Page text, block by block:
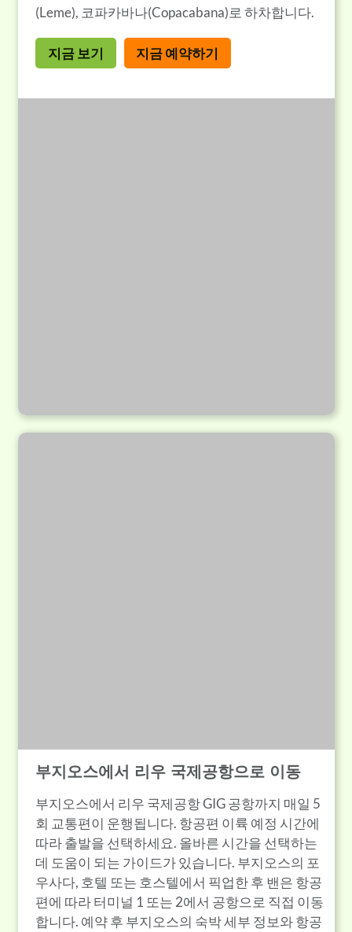
(Leme), 코파카바나(Copacabana)로 하차합니다.
지금 보기 지금 예약하기
부지오스에서 리우 국제공항으로 이동
부지오스에서 리우 국제공항 GIG 공항까지 매일 5
회 교통편이 운행됩니다. 항공편 이륙 예정 시간에
따라 출발을 선택하세요. 올바른 시간을 선택하는
데 도움이 되는 가이드가 있습니다. 부지오스의 포
우사다, 호텔 또는 호스텔에서 픽업한 후 밴은 항공
편에 따라 터미널 1 또는 2에서 공항으로 직접 이동
합니다. 예약 후 부지오스의 숙박 세부 정보와 항공